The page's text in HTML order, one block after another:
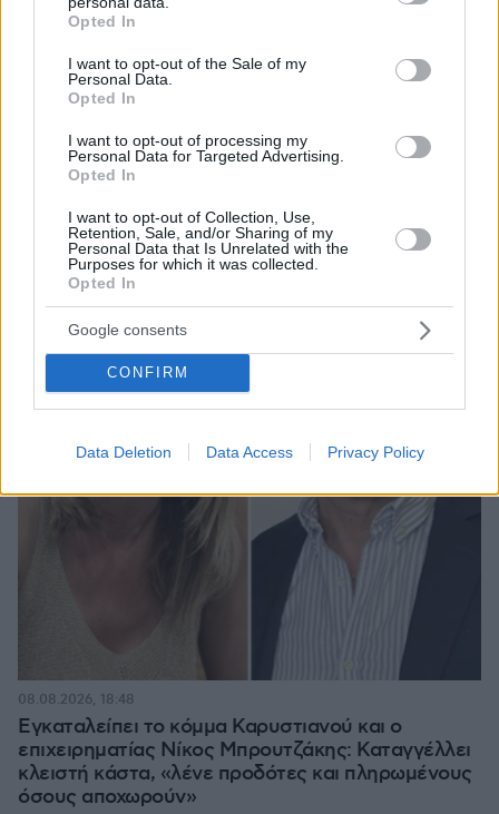
grant or deny consent to Google and its third-party tags to
use your data for below specified purposes in below Google
consent section.
Opted In
I want to opt-out of the Sale of my
Personal Data.
Opted In
I want to opt-out of processing my
Personal Data for Targeted Advertising.
Opted In
I want to opt-out of Collection, Use,
Retention, Sale, and/or Sharing of my
Personal Data that Is Unrelated with the
Purposes for which it was collected.
Opted In
Google consents
CONFIRM
Data Deletion Data Access Privacy Policy
Χόρχε Μέσι: Ο εργάτης από το Ροσάριο που πήρε
τον 13χρονο Λιονέλ από το χέρι και άλλαξε την
ιστορία του ποδοσφαίρου με μια υπογραφή σε...
χαρτοπετσέτα
08.08.2026, 21:43
Εγκαταλείπει το κόμμα Καρυστιανού και ο
επιχειρηματίας Νίκος Μπρουτζάκης: Καταγγέλλει
κλειστή κάστα, «λένε προδότες και πληρωμένους
όσους αποχωρούν»
08.08.2026, 18:48